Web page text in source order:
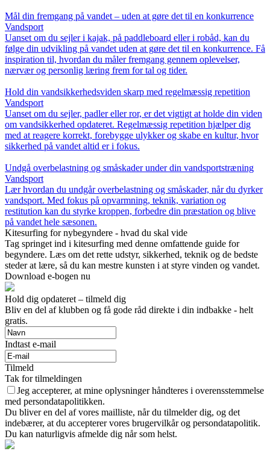
Mål din fremgang på vandet – uden at gøre det til en konkurrence
Vandsport
Uanset om du sejler i kajak, på paddleboard eller i robåd, kan du
følge din udvikling på vandet uden at gøre det til en konkurrence. Få
inspiration til, hvordan du måler fremgang gennem oplevelser,
nærvær og personlig læring frem for tal og tider.
Hold din vandsikkerhedsviden skarp med regelmæssig repetition
Vandsport
Uanset om du sejler, padler eller ror, er det vigtigt at holde din viden
om vandsikkerhed opdateret. Regelmæssig repetition hjælper dig
med at reagere korrekt, forebygge ulykker og skabe en kultur, hvor
sikkerhed på vandet altid er i fokus.
Undgå overbelastning og småskader under din vandsportstræning
Vandsport
Lær hvordan du undgår overbelastning og småskader, når du dyrker
vandsport. Med fokus på opvarmning, teknik, variation og
restitution kan du styrke kroppen, forbedre din præstation og blive
på vandet hele sæsonen.
Kitesurfing for nybegyndere - hvad du skal vide
Tag springet ind i kitesurfing med denne omfattende guide for
begyndere. Læs om det rette udstyr, sikkerhed, teknik og de bedste
steder at lære, så du kan mestre kunsten i at styre vinden og vandet.
Download e-bogen nu
Hold dig opdateret – tilmeld dig
Bliv en del af klubben og få gode råd direkte i din indbakke - helt
gratis.
Indtast e-mail
Tilmeld
Tak for tilmeldingen
Jeg accepterer, at mine oplysninger håndteres i overensstemmelse
med persondatapolitikken.
Du bliver en del af vores mailliste, når du tilmelder dig, og det
indebærer, at du accepterer vores brugervilkår og persondatapolitik.
Du kan naturligvis afmelde dig når som helst.